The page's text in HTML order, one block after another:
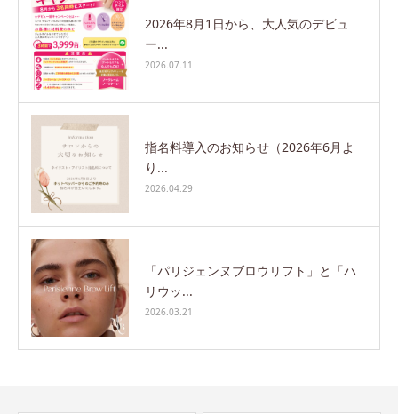
2026年8月1日から、大人気のデビュ
ー...
2026.07.11
指名料導入のお知らせ（2026年6月よ
り...
2026.04.29
「パリジェンヌブロウリフト」と「ハ
リウッ...
2026.03.21